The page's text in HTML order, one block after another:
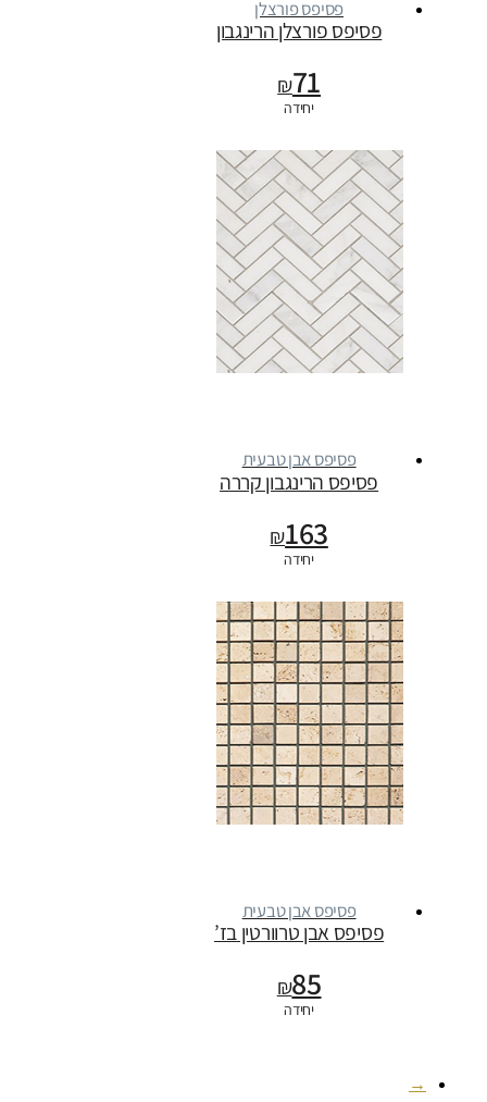
פסיפס פורצלן
פסיפס פורצלן הרינגבון
₪71
יחידה
פסיפס אבן טבעית
פסיפס הרינגבון קררה
₪163
יחידה
פסיפס אבן טבעית
פסיפס אבן טרוורטין בז’
₪85
יחידה
→